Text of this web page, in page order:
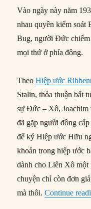
Vào ngày này năm
nhau quyền kiểm soát
Bug, người Đức
mọi thứ ở phía đông.
TheoHiệp ước
Stalin, thỏa thuận bất
sự Đức – Xô,
đã gặp người đồng
để ký Hiệp ước Hữu
khoản trong hiệp ước
dành cho Liên Xô một
chuyện chỉ còn đơn
mà thôi.Continue